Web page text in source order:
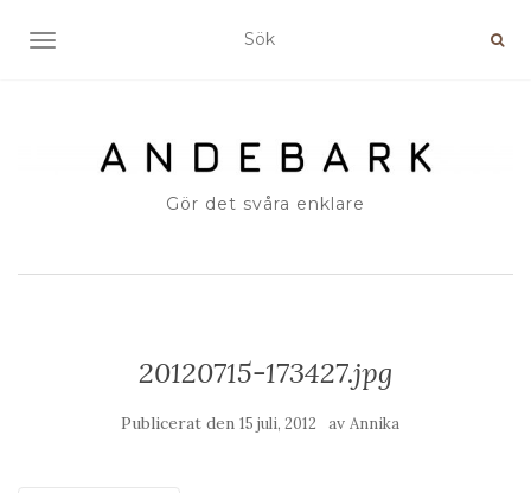
SLÅ PÅ/AV NAVIGERING
Gör det svåra enklare
20120715-173427.jpg
Publicerat den 15 juli, 2012 av Annika